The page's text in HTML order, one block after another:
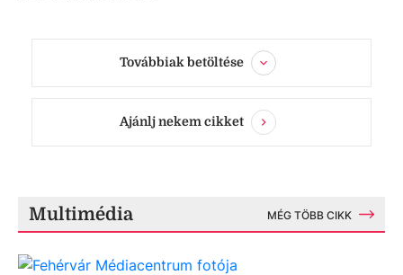
Továbbiak betöltése
Ajánlj nekem cikket
Multimédia MÉG TÖBB CIKK